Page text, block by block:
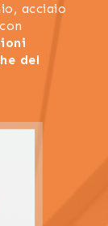
acciaio
del